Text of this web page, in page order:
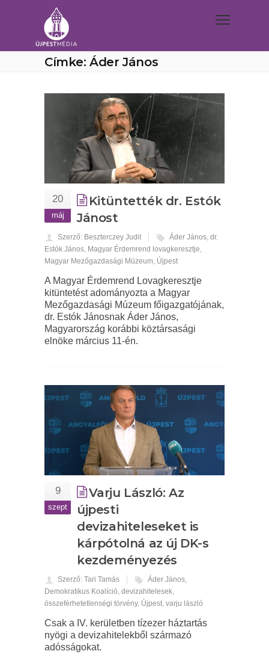
Címke: Áder János
20
máj
Kitüntették dr. Estók
Jánost
Szerző: Beszterczey Judit Áder János, dr.
Estók János, Magyar Érdemrend lovagkeresztje,
Magyar Mezőgazdasági Múzeum, Újpest
A Magyar Érdemrend Lovagkeresztje
kitüntetést adományozta a Magyar
Mezőgazdasági Múzeum főigazgatójának,
dr. Estók Jánosnak Áder János,
Magyarország korábbi köztársasági
elnöke március 11-én.
9
szept
Varju László: Az
újpesti
devizahiteleseket is
kárpótolná az új DK-s
kezdeményezés
Szerző: Tari Tamás Áder János,
Demokratikus Koalíció, devizahitelesek,
összeférhetetlenségi törvény, Újpest, varju lászló
Csak a IV. kerületben tízezer háztartás
nyögi a devizahitelekből származó
adósságokat.